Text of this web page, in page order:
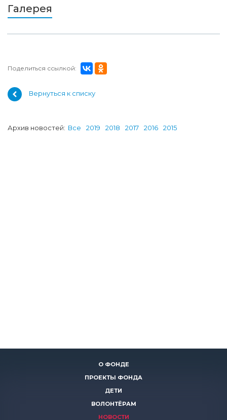
Галерея
Поделиться ссылкой:
Вернуться к списку
Архив новостей: Все 2019 2018 2017 2016 2015
О ФОНДЕ
ПРОЕКТЫ ФОНДА
ДЕТИ
ВОЛОНТЁРАМ
НОВОСТИ